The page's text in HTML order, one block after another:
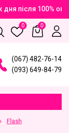
після 100%
0 0
(067) 482-76-14
(093) 649-84-79
Flash